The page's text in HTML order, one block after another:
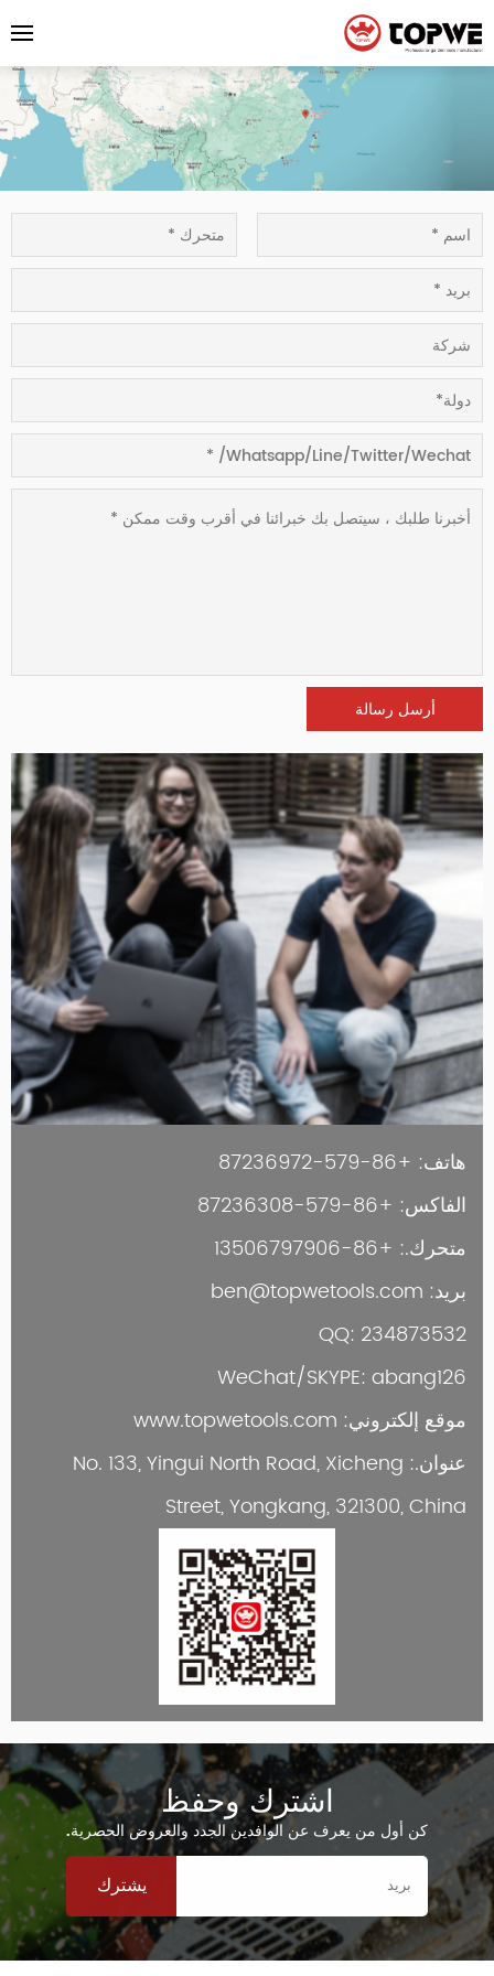
أرسل رسالة
هاتف: +86-579-87236972
الفاكس: +86-579-87236308
متحرك.: +86-13506797906
بريد: ben@topwetools.com
QQ: 234873532
WeChat/SKYPE: abang126
موقع إلكتروني: www.topwetools.com
عنوان.: No. 133, Yingui North Road, Xicheng
Street, Yongkang, 321300, China
اشترك وحفظ
كن أول من يعرف عن الوافدين الجدد والعروض الحصرية.
يشترك